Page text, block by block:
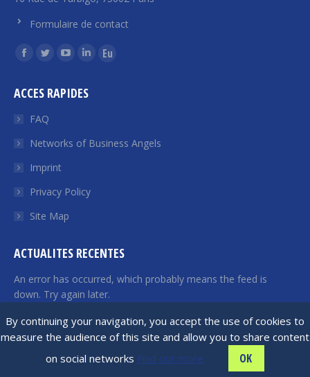
By continuing your navigation, you accept the use of cookies to
measure the audience of this site and allow you to share content
on social networks Find out more OK
Formulaire de contact
Find us on:
Facebook
opens
window
Twitter
opens
in
window
YouTube
opens
window
Linkedin
opens
window
Euroquity
window
ACCES RAPIDES
FAQ
Networks of Business Angels
Imprint
Privacy Policy
Site Map
ACTUALITES RECENTES
An error has occurred, which probably means the feed is
down. Try again later.
France Angels | 2026 © All rights reserved